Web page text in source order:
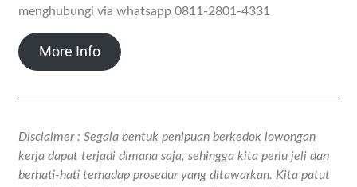
menghubungi via whatsapp 0811-2801-4331
More Info
Disclaimer : Segala bentuk penipuan berkedok lowongan
kerja dapat terjadi dimana saja, sehingga kita perlu jeli dan
berhati-hati terhadap prosedur yang ditawarkan. Kita patut